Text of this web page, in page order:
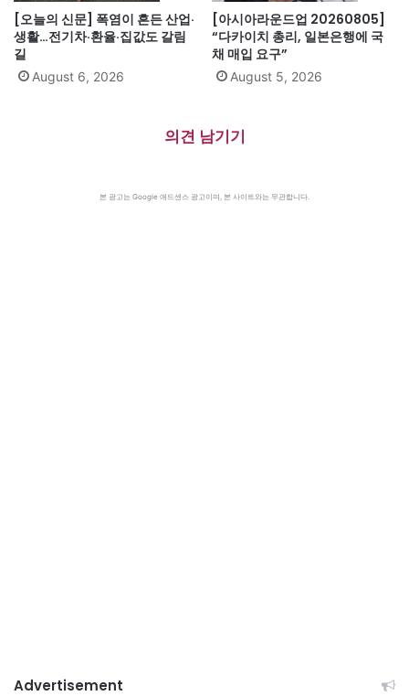
[오늘의 신문] 폭염이 흔든 산업·
생활…전기차·환율·집값도 갈림
길
August 6, 2026
[아시아라운드업 20260805]
“다카이치 총리, 일본은행에 국
채 매입 요구”
August 5, 2026
의견 남기기
본 광고는 Google 애드센스 광고이며, 본 사이트와는 무관합니다.
Advertisement